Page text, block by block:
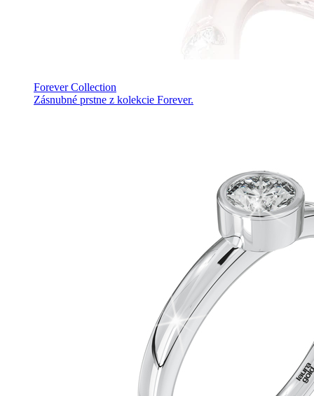
Forever Collection
Zásnubné prstne z kolekcie Forever.